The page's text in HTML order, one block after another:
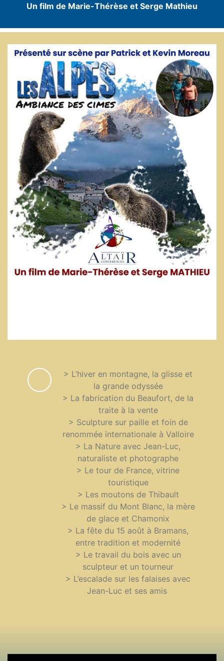
Un film de Marie-Thérèse et Serge Mathieu
> L’hiver en montagne, la glisse et
la grande odyssée
> La fabrication du Beaufort, de la
traite à la vente
> Sculpture sur paille et foin de
renommée internationale à Valloire
> La Nature avec Jean-Luc,
naturaliste et photographe
> Le tour de France, vitrine
touristique
> Les moutons de Thibault
> Le massif du Mont Blanc, la mère
de glace et Chamonix
> La fête du 15 août à Bramans,
entre tradition et modernité
> Le travail du bois avec un
sculpteur et un tourneur
> L’escalade sur les falaises avec
Jean-Luc et ses amis